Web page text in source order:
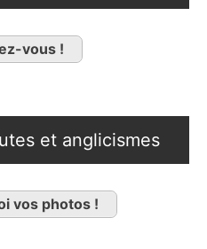
vous !
et anglicismes
vos photos !